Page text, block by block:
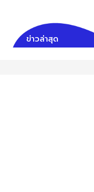
ข่าวล่าสุด